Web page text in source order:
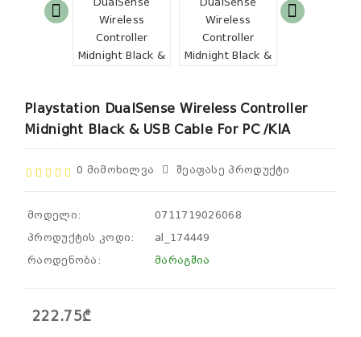
Playstation DualSense Wireless Controller
Midnight Black & USB Cable For PC /KIA
0 Მიმოხილვა Შეაფასე Პროდუქტი
მოდელი:
0711719026068
პროდუქტის კოდი:
al_174449
რაოდენობა:
მარაგშია
222.75₾